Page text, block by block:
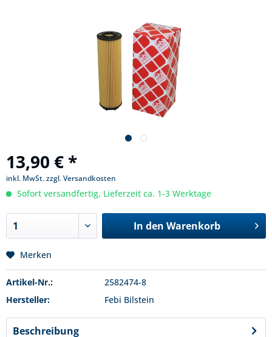
13,90 € *
inkl. MwSt.zzgl. Versandkosten
Sofort versandfertig, Lieferzeit ca. 1-3 Werktage
In den Warenkorb
Merken
Artikel-Nr.:
2582474-8
Hersteller:
Febi Bilstein
Beschreibung